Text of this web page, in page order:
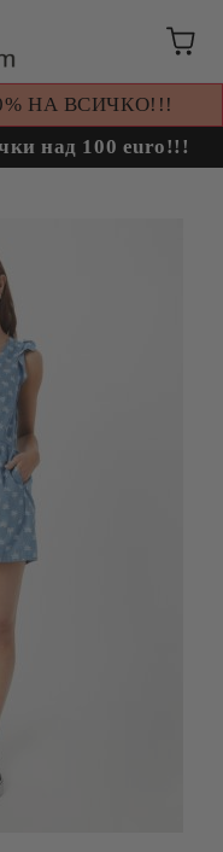
НА ВСИЧКО!!!
над 100 euro!!!